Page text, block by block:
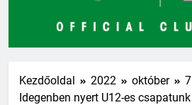
Kezdőoldal 2022 október
7
Idegenben nyert U12-es csapatunk